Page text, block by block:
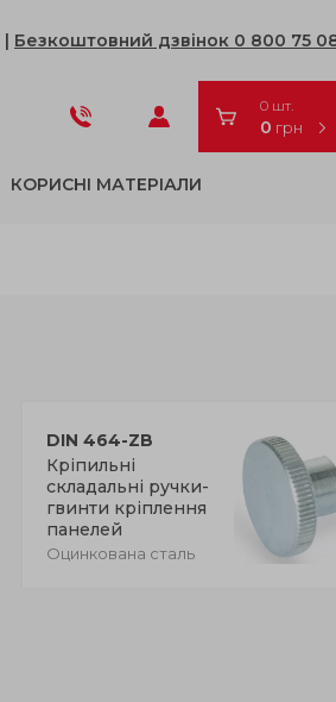
| Безкоштовний дзвінок 0 800 75
0 шт.
0 грн
КОРИСНІ МАТЕРІАЛИ
DIN 464-ZB
Кріпильні
складальні ручки-
гвинти кріплення
панелей
Оцинкована сталь